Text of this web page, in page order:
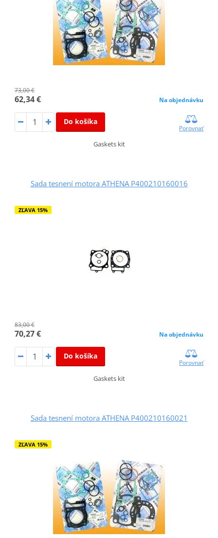
73,00 €
62,34 € Na objednávku
Do košíka
Porovnať
Gaskets kit
Sada tesnení motora ATHENA P400210160016
ZĽAVA 15%
83,00 €
70,27 € Na objednávku
Do košíka
Porovnať
Gaskets kit
Sada tesnení motora ATHENA P400210160021
ZĽAVA 15%